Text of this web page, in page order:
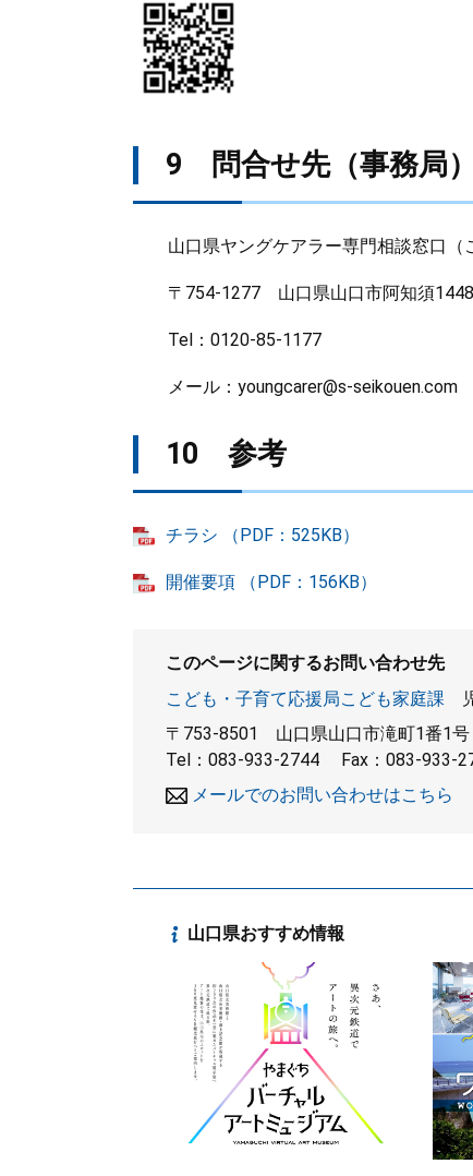
9 問合せ先（事務局）
山口県ヤングケアラー専門相談窓口
〒754-1277 山口県山口市阿知須
Tel：0120-85-1177
メール：youngcarer@s-seikouen.com
10 参考
チラシ （PDF：525KB）
開催要項 （PDF：156KB）
このページに関するお問い合わせ先
こども・子育て応援局こども家庭課
〒753-8501
山口県山口市滝町1番1号
Tel：083-933-2744
Fax：083-933-
メールでのお問い合わせはこちら
山口県おすすめ情報